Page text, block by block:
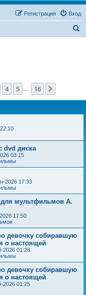
Вход
Регистрация
из 16
4 5 16
dvd диска
03:15
2026 17:33
мультфильмов А.
17:50
девочку собиравшую
о настоящей
2026 01:28
девочку собиравшую
о настоящей
2026 01:25